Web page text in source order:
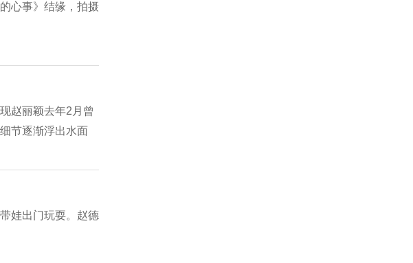
心事》结缘，拍摄
赵丽颖去年2月曾
节逐渐浮出水面
娃出门玩耍。赵德